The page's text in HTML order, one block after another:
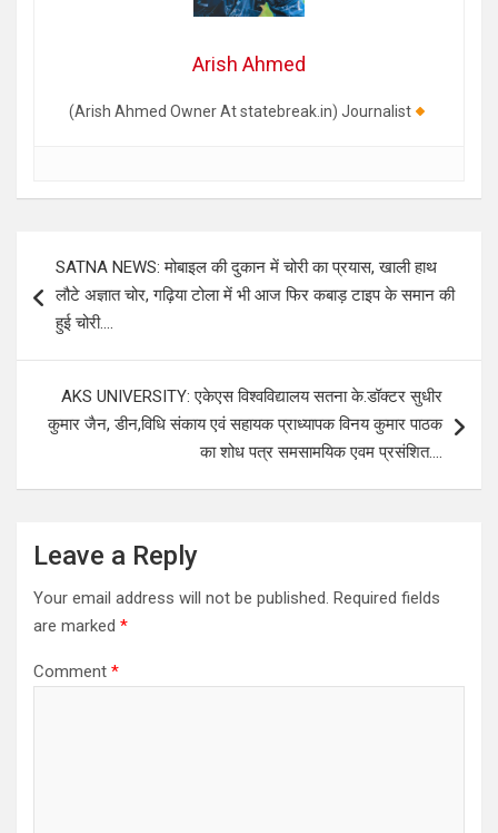
Arish Ahmed
(Arish Ahmed Owner At statebreak.in) Journalist
navigation
SATNA NEWS: मोबाइल की दुकान में चोरी का प्रयास, खाली हाथ
लौटे अज्ञात चोर, गढ़िया टोला में भी आज फिर कबाड़ टाइप के समान की
हुई चोरी….
AKS UNIVERSITY: एकेएस विश्वविद्यालय सतना के.डॉक्टर सुधीर
कुमार जैन, डीन,विधि संकाय एवं सहायक प्राध्यापक विनय कुमार पाठक
का शोध पत्र समसामयिक एवम प्रसंशित….
Leave a Reply
Your email address will not be published. Required fields
are marked *
Comment *